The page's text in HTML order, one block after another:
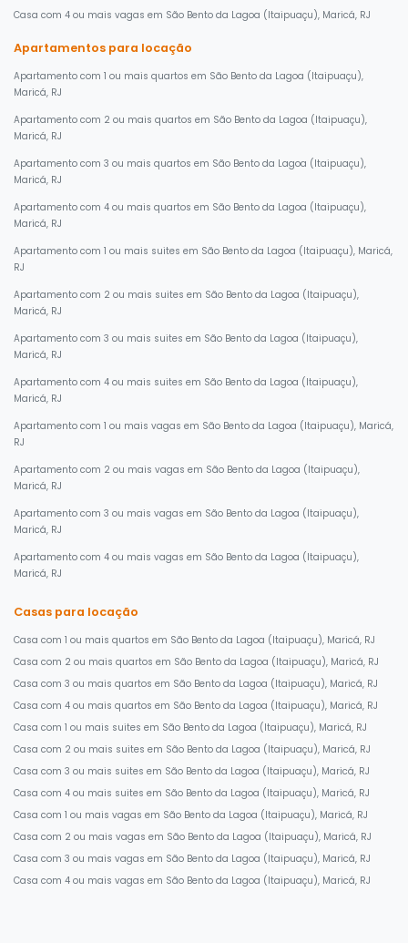
Casa com 4 ou mais vagas em São Bento da Lagoa (Itaipuaçu), Maricá, RJ
Apartamentos para locação
Apartamento com 1 ou mais quartos em São Bento da Lagoa (Itaipuaçu),
Maricá, RJ
Apartamento com 2 ou mais quartos em São Bento da Lagoa (Itaipuaçu),
Maricá, RJ
Apartamento com 3 ou mais quartos em São Bento da Lagoa (Itaipuaçu),
Maricá, RJ
Apartamento com 4 ou mais quartos em São Bento da Lagoa (Itaipuaçu),
Maricá, RJ
Apartamento com 1 ou mais suites em São Bento da Lagoa (Itaipuaçu), Maricá,
RJ
Apartamento com 2 ou mais suites em São Bento da Lagoa (Itaipuaçu),
Maricá, RJ
Apartamento com 3 ou mais suites em São Bento da Lagoa (Itaipuaçu),
Maricá, RJ
Apartamento com 4 ou mais suites em São Bento da Lagoa (Itaipuaçu),
Maricá, RJ
Apartamento com 1 ou mais vagas em São Bento da Lagoa (Itaipuaçu), Maricá,
RJ
Apartamento com 2 ou mais vagas em São Bento da Lagoa (Itaipuaçu),
Maricá, RJ
Apartamento com 3 ou mais vagas em São Bento da Lagoa (Itaipuaçu),
Maricá, RJ
Apartamento com 4 ou mais vagas em São Bento da Lagoa (Itaipuaçu),
Maricá, RJ
Casas para locação
Casa com 1 ou mais quartos em São Bento da Lagoa (Itaipuaçu), Maricá, RJ
Casa com 2 ou mais quartos em São Bento da Lagoa (Itaipuaçu), Maricá, RJ
Casa com 3 ou mais quartos em São Bento da Lagoa (Itaipuaçu), Maricá, RJ
Casa com 4 ou mais quartos em São Bento da Lagoa (Itaipuaçu), Maricá, RJ
Casa com 1 ou mais suites em São Bento da Lagoa (Itaipuaçu), Maricá, RJ
Casa com 2 ou mais suites em São Bento da Lagoa (Itaipuaçu), Maricá, RJ
Casa com 3 ou mais suites em São Bento da Lagoa (Itaipuaçu), Maricá, RJ
Casa com 4 ou mais suites em São Bento da Lagoa (Itaipuaçu), Maricá, RJ
Casa com 1 ou mais vagas em São Bento da Lagoa (Itaipuaçu), Maricá, RJ
Casa com 2 ou mais vagas em São Bento da Lagoa (Itaipuaçu), Maricá, RJ
Casa com 3 ou mais vagas em São Bento da Lagoa (Itaipuaçu), Maricá, RJ
Casa com 4 ou mais vagas em São Bento da Lagoa (Itaipuaçu), Maricá, RJ